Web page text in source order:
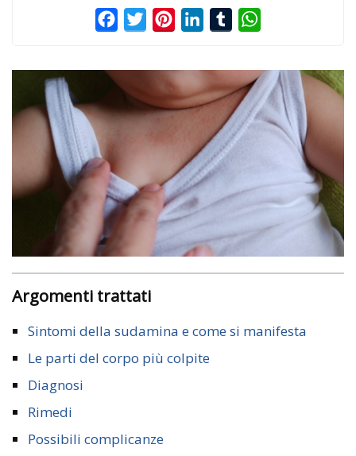
FacebookTwitterPinterestLinkedInTumblr
Argomenti trattati
Sintomi della sudamina e come si manifesta
Le parti del corpo più colpite
Diagnosi
Rimedi
Possibili complicanze